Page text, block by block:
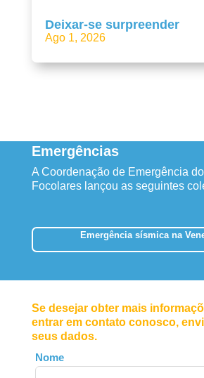
Deixar-se surpreender
Ago 1, 2026
Emergências
A Coordenação de Emergência
Focolares lançou as seguintes
Emergência sísmica na
Se desejar obter mais
entrar em contato conosco,
seus dados.
Leave
this
Nome